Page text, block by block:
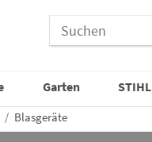
Garten STIHL
Blasgeräte